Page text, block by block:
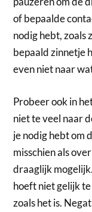
of bepaalde
nodig hebt, zoals
bepaald zinnetje
even niet naar
Probeer ook in
niet te veel naar
je nodig hebt om
misschien als
draaglijk
hoeft niet gelijk
zoals het is.